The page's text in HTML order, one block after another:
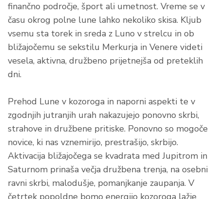
finančno področje, šport ali umetnost. Vreme se v
času okrog polne lune lahko nekoliko skisa. Kljub
vsemu sta torek in sreda z Luno v strelcu in ob
bližajočemu se sekstilu Merkurja in Venere videti
vesela, aktivna, družbeno prijetnejša od preteklih
dni.
Prehod Lune v kozoroga in naporni aspekti te v
zgodnjih jutranjih urah nakazujejo ponovno skrbi,
strahove in družbene pritiske. Ponovno so mogoče
novice, ki nas vznemirijo, prestrašijo, skrbijo.
Aktivacija bližajočega se kvadrata med Jupitrom in
Saturnom prinaša večja družbena trenja, na osebni
ravni skrbi, malodušje, pomanjkanje zaupanja. V
četrtek popoldne bomo energijo kozoroga lažje